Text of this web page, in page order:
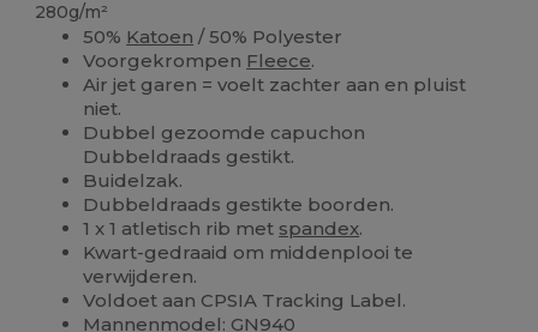
280g/m²
50% Katoen / 50% Polyester
Voorgekrompen Fleece.
Air jet garen = voelt zachter aan en pluist
niet.
Dubbel gezoomde capuchon
Dubbeldraads gestikt.
Buidelzak.
Dubbeldraads gestikte boorden.
1 x 1 atletisch rib met spandex.
Kwart-gedraaid om middenplooi te
verwijderen.
Voldoet aan CPSIA Tracking Label.
Mannenmodel: GN940